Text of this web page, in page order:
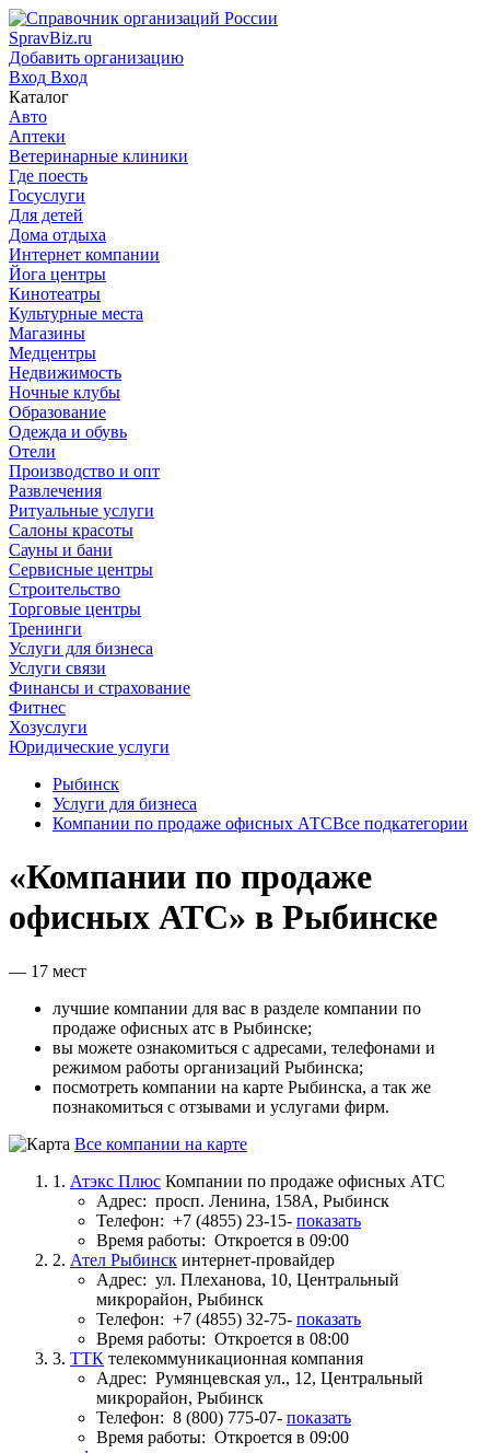
SpravBiz.ru
Добавить организацию
Вход Вход
Каталог
Авто
Аптеки
Ветеринарные клиники
Где поесть
Госуслуги
Для детей
Дома отдыха
Интернет компании
Йога центры
Кинотеатры
Культурные места
Магазины
Медцентры
Недвижимость
Ночные клубы
Образование
Одежда и обувь
Отели
Производство и опт
Развлечения
Ритуальные услуги
Салоны красоты
Сауны и бани
Сервисные центры
Строительство
Торговые центры
Тренинги
Услуги для бизнеса
Услуги связи
Финансы и страхование
Фитнес
Хозуслуги
Юридические услуги
Рыбинск
Услуги для бизнеса
Компании по продаже офисных АТСВсе подкатегории
«Компании по продаже
офисных АТС» в Рыбинске
— 17 мест
лучшие компании для вас в разделе компании по
продаже офисных атс в Рыбинске;
вы можете ознакомиться с адресами, телефонами и
режимом работы организаций Рыбинска;
посмотреть компании на карте Рыбинска, а так же
познакомиться с отзывами и услугами фирм.
Все компании на карте
1. Атэкс Плюс Компании по продаже офисных АТС
Адрес: просп. Ленина, 158А, Рыбинск
Телефон: +7 (4855) 23-15- показать
Время работы: Откроется в 09:00
2. Ател Рыбинск интернет-провайдер
Адрес: ул. Плеханова, 10, Центральный
микрорайон, Рыбинск
Телефон: +7 (4855) 32-75- показать
Время работы: Откроется в 08:00
3. ТТК телекоммуникационная компания
Адрес: Румянцевская ул., 12, Центральный
микрорайон, Рыбинск
Телефон: 8 (800) 775-07- показать
Время работы: Откроется в 09:00